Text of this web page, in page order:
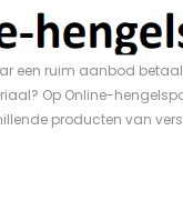
een ruim aanbod
Op Online-
producten van